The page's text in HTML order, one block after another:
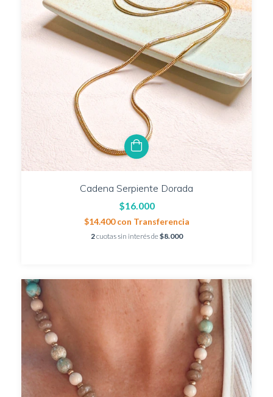
Cadena Serpiente Dorada
$16.000
$14.400con Transferencia
2cuotas sin interés de$8.000